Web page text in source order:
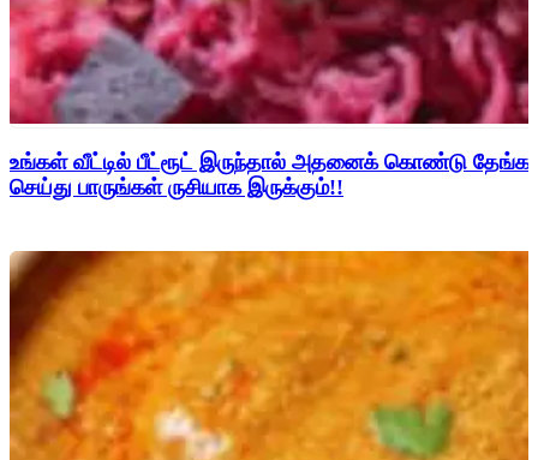
உங்கள் வீட்டில் பீட்ரூட் இருந்தால் அதனைக் கொண்டு
செய்து பாருங்கள் ருசியாக இருக்கும்!!